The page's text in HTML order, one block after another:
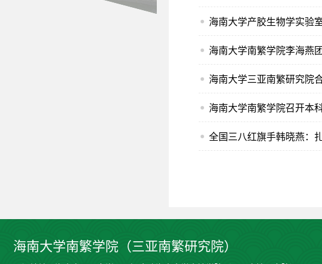
海南大学产胶生物学实验
海南大学南繁学院李海燕
海南大学三亚南繁研究院
海南大学南繁学院召开本
全国三八红旗手韩晓燕：
海南大学南繁学院（三亚南繁研究院）